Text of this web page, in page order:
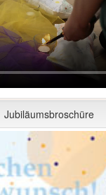
Jubiläumsbroschüre